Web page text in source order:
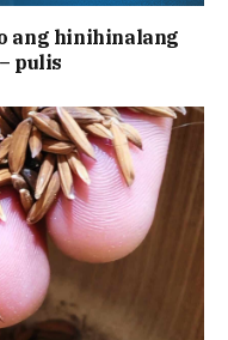
ang hinihinalang
pulis